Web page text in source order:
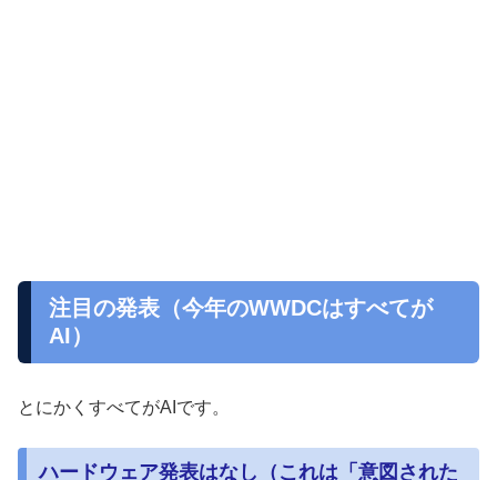
注目の発表（今年のWWDCはすべてが
AI）
とにかくすべてがAIです。
ハードウェア発表はなし（これは「意図された